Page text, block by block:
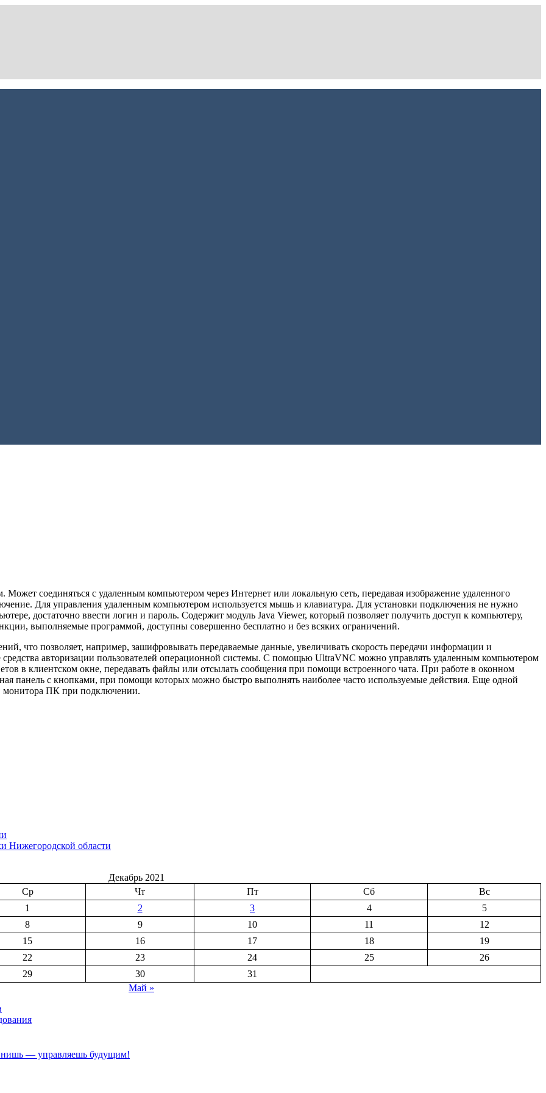
соединяться с удаленным компьютером через Интернет или локальную сеть, передавая изображение удаленного
Для управления удаленным компьютером используется мышь и клавиатура. Для установки подключения не нужно
достаточно ввести логин и пароль. Содержит модуль Java Viewer, который позволяет получить доступ к компьютеру,
выполняемые программой, доступны совершенно бесплатно и без всяких ограничений.
что позволяет, например, зашифровывать передаваемые данные, увеличивать скорость передачи информации и
авторизации пользователей операционной системы. С помощью UltraVNC можно управлять удаленным компьютером
в клиентском окне, передавать файлы или отсылать сообщения при помощи встроенного чата. При работе в оконном
панель с кнопками, при помощи которых можно быстро выполнять наиболее часто используемые действия. Еще одной
монитора ПК при подключении.
Нижегородской области
Декабрь 2021
Ср Чт Пт Сб
Вс
1
2 3 4
5
8 9 10 11
12
15 16 17 18
19
22 23 24 25
26
29 30
31
Май »
— управляешь будущим!